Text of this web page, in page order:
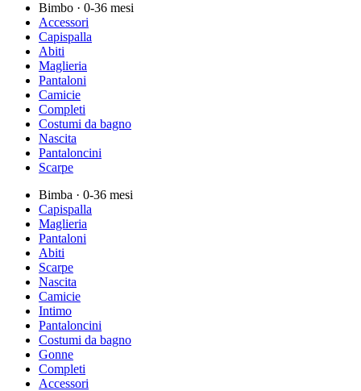
Bimbo · 0-36 mesi
Accessori
Capispalla
Abiti
Maglieria
Pantaloni
Camicie
Completi
Costumi da bagno
Nascita
Pantaloncini
Scarpe
Bimba · 0-36 mesi
Capispalla
Maglieria
Pantaloni
Abiti
Scarpe
Nascita
Camicie
Intimo
Pantaloncini
Costumi da bagno
Gonne
Completi
Accessori